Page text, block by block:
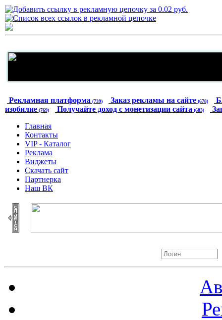
Рекламная платформа (739) Заказ рекламы на сайте (678)
изобилие (769) Получайте доход с монетизации сайта (683)
Главная
Контакты
VIP - Каталог
Реклама
Виджеты
Скачать сайт
Партнерка
Наш ВК